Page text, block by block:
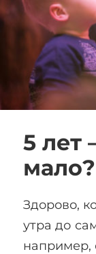
5 лет
мало?
Здорово,
утра до
например,